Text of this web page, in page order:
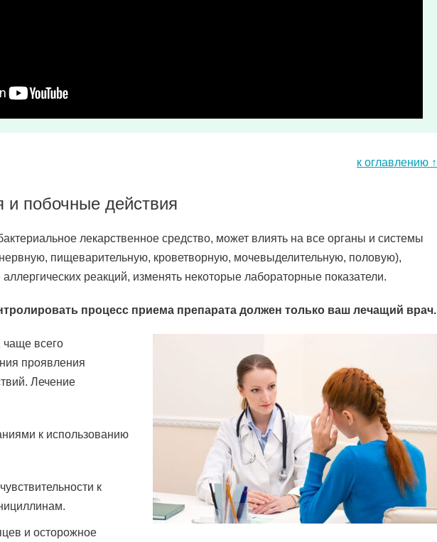
к оглавлению ↑
и побочные действия
лекарственное средство, может влиять на все органы и системы
пищеварительную, кроветворную, мочевыделительную, половую),
реакций, изменять некоторые лабораторные показатели.
процесс приема препарата должен только ваш лечащий врач.
всего
проявления
Лечение
к использованию
к
и осторожное